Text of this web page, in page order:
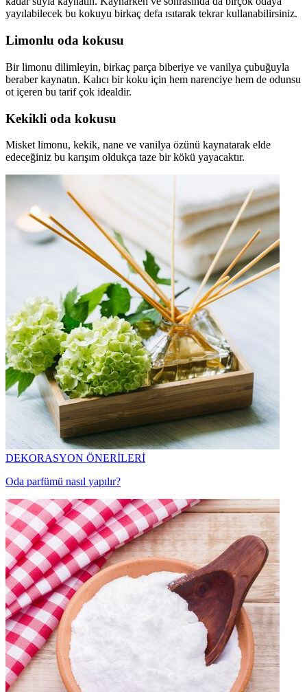
yayılabilecek bu kokuyu birkaç defa ısıtarak tekrar kullanabilirsiniz.
Limonlu oda kokusu
Bir limonu dilimleyin, birkaç parça biberiye ve vanilya çubuğuyla
beraber kaynatın. Kalıcı bir koku için hem narenciye hem de odunsu
ot içeren bu tarif çok idealdir.
Kekikli oda kokusu
Misket limonu, kekik, nane ve vanilya özünü kaynatarak elde
edeceğiniz bu karışım oldukça taze bir kökü yayacaktır.
DEKORASYON ÖNERİLERİ
Oda parfümü nasıl yapılır?